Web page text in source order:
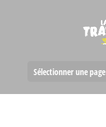
Sélectionner une page